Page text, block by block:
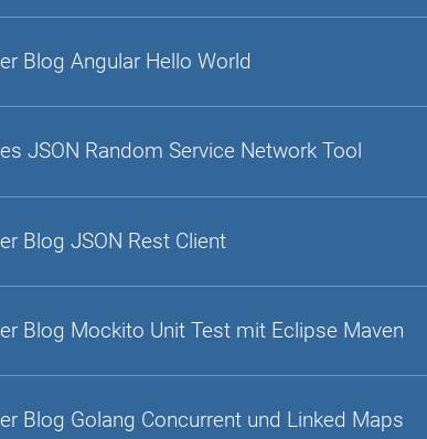
Blog Angular Hello World
JSON Random Service Network Tool
Blog JSON Rest Client
Blog Mockito Unit Test mit Eclipse Maven
Blog Golang Concurrent und Linked Maps